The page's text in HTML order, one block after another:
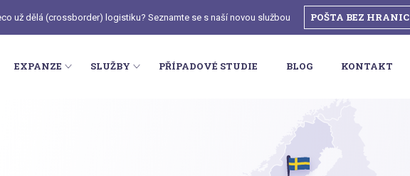
už dělá (crossborder) logistiku? Seznamte se s naší novou službou POŠTA BEZ HRANIC
EXPANZE SLUŽBY PŘÍPADOVÉ STUDIE BLOG KONTAKT